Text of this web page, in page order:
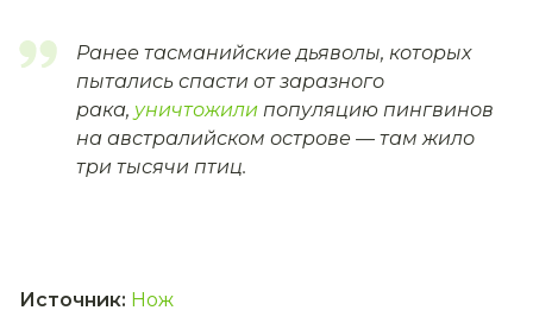
Ранее тасманийские дьяволы, которых
пытались спасти от заразного
рака, уничтожили популяцию пингвинов
на австралийском острове — там жило
три тысячи птиц.
Источник: Нож